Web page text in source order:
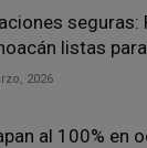
seguras:
listas
2026
al 100% en